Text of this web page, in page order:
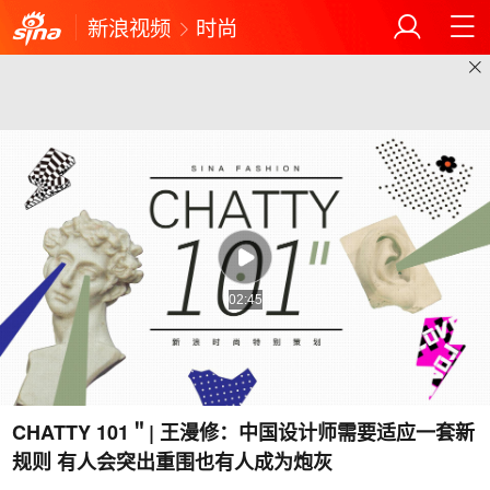
新浪视频 时尚
02:45
CHATTY 101＂| 王漫修：中国设计师需要适应一套新
规则 有人会突出重围也有人成为炮灰